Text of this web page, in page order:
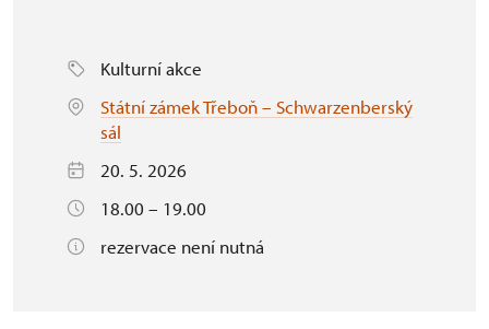
Kulturní akce
Státní zámek Třeboň – Schwarzenberský
sál
20. 5. 2026
18.00 – 19.00
rezervace není nutná